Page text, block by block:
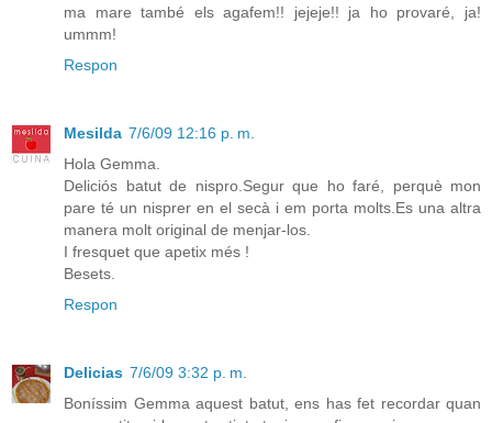
ma mare també els agafem!! jejeje!! ja ho provaré, ja!
ummm!
Respon
Mesilda 7/6/09 12:16 p. m.
Hola Gemma.
Deliciós batut de nispro.Segur que ho faré, perquè mon
pare té un nisprer en el secà i em porta molts.Es una altra
manera molt original de menjar-los.
I fresquet que apetix més !
Besets.
Respon
Delicias 7/6/09 3:32 p. m.
Boníssim Gemma aquest batut, ens has fet recordar quan